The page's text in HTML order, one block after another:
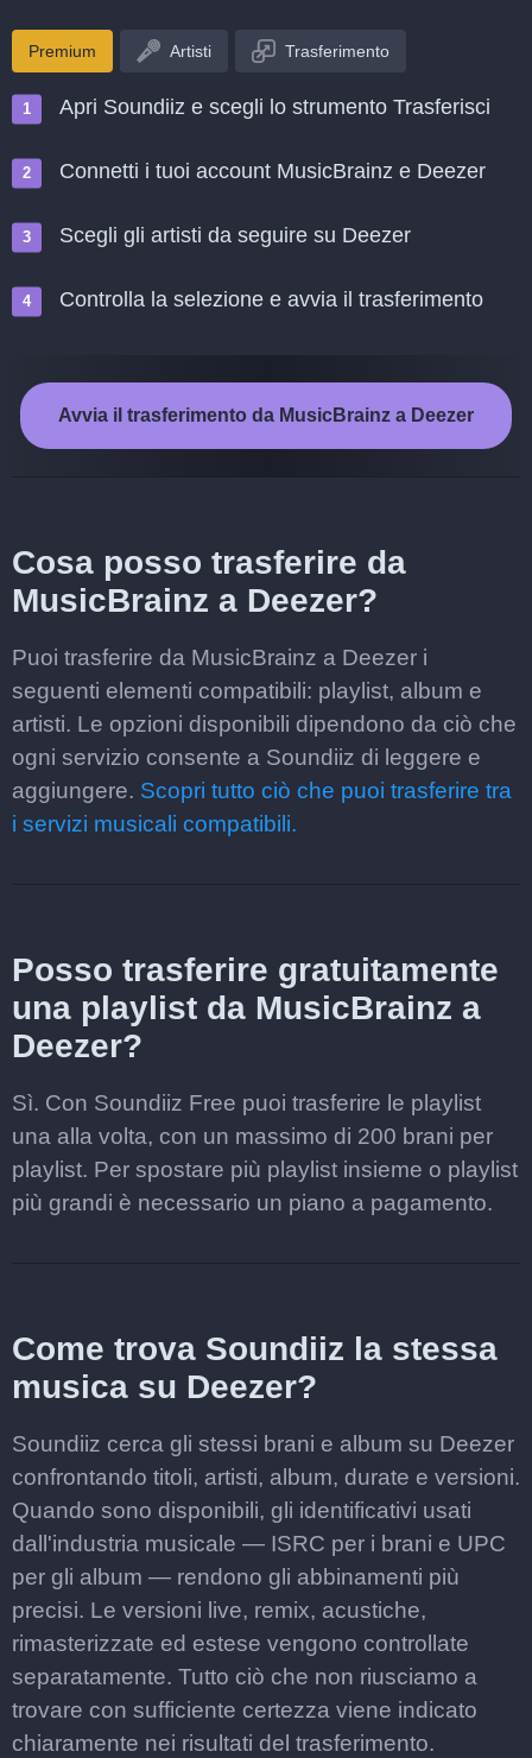
Premium Artisti Trasferimento
Apri Soundiiz e scegli lo strumento Trasferisci
Connetti i tuoi account MusicBrainz e Deezer
Scegli gli artisti da seguire su Deezer
Controlla la selezione e avvia il trasferimento
Avvia il trasferimento da MusicBrainz a Deezer
Cosa posso trasferire da
MusicBrainz a Deezer?
Puoi trasferire da MusicBrainz a Deezer i
seguenti elementi compatibili: playlist, album e
artisti. Le opzioni disponibili dipendono da ciò che
ogni servizio consente a Soundiiz di leggere e
aggiungere. Scopri tutto ciò che puoi trasferire tra
i servizi musicali compatibili.
Posso trasferire gratuitamente
una playlist da MusicBrainz a
Deezer?
Sì. Con Soundiiz Free puoi trasferire le playlist
una alla volta, con un massimo di 200 brani per
playlist. Per spostare più playlist insieme o playlist
più grandi è necessario un piano a pagamento.
Come trova Soundiiz la stessa
musica su Deezer?
Soundiiz cerca gli stessi brani e album su Deezer
confrontando titoli, artisti, album, durate e versioni.
Quando sono disponibili, gli identificativi usati
dall'industria musicale — ISRC per i brani e UPC
per gli album — rendono gli abbinamenti più
precisi. Le versioni live, remix, acustiche,
rimasterizzate ed estese vengono controllate
separatamente. Tutto ciò che non riusciamo a
trovare con sufficiente certezza viene indicato
chiaramente nei risultati del trasferimento.